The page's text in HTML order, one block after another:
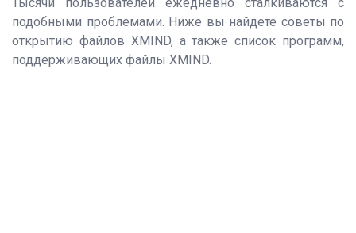
подобными проблемами. Ниже вы найдете советы по
открытию файлов XMIND, а также список программ,
поддерживающих файлы XMIND.